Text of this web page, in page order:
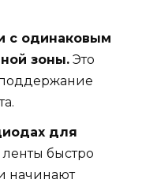
с одинаковым
зоны. Это
для
быстро
начинают